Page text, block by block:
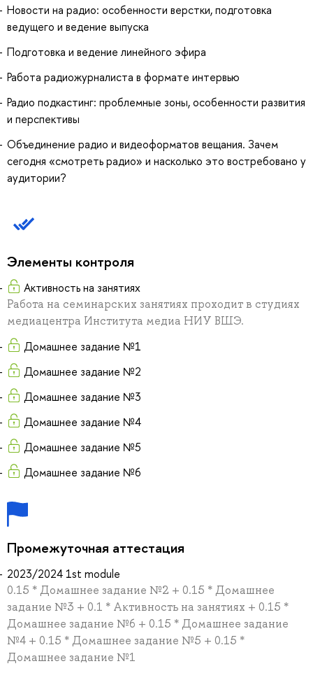
Новости на радио: особенности верстки, подготовка
ведущего и ведение выпуска
Подготовка и ведение линейного эфира
Работа радиожурналиста в формате интервью
Радио подкастинг: проблемные зоны, особенности развития
и перспективы
Объединение радио и видеоформатов вещания. Зачем
сегодня «смотреть радио» и насколько это востребовано у
аудитории?
Элементы контроля
Активность на занятиях
Работа на семинарских занятиях проходит в студиях
медиацентра Института медиа НИУ ВШЭ.
Домашнее задание №1
Домашнее задание №2
Домашнее задание №3
Домашнее задание №4
Домашнее задание №5
Домашнее задание №6
Промежуточная аттестация
2023/2024 1st module
0.15 * Домашнее задание №2 + 0.15 * Домашнее
задание №3 + 0.1 * Активность на занятиях + 0.15 *
Домашнее задание №6 + 0.15 * Домашнее задание
№4 + 0.15 * Домашнее задание №5 + 0.15 *
Домашнее задание №1